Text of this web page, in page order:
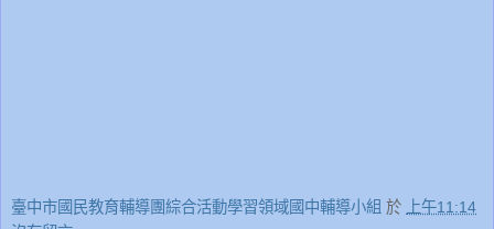
臺中市國民教育輔導團綜合活動學習領域國中輔導小組 於
上午11:14